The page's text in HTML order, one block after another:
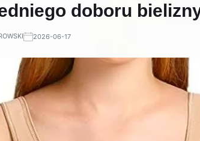
doboru
2026-06-17